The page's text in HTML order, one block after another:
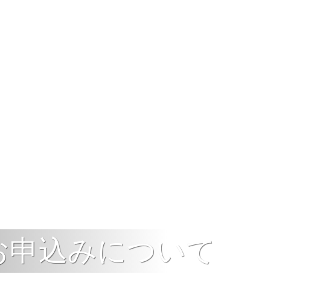
申込みについて